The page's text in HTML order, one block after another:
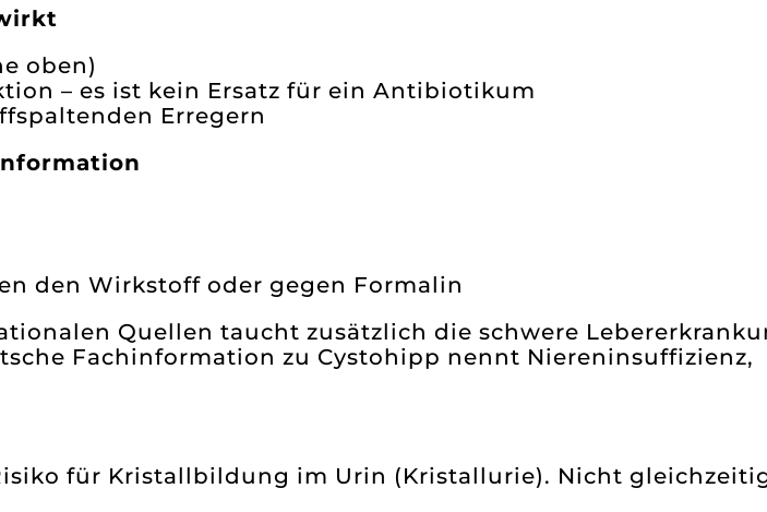
oben)
– es ist kein Ersatz für ein Antibiotikum
Erregern
den Wirkstoff oder gegen Formalin
Quellen taucht zusätzlich die schwere
Fachinformation zu Cystohipp nennt Niereninsuffizienz,
für Kristallbildung im Urin (Kristallurie). Nicht